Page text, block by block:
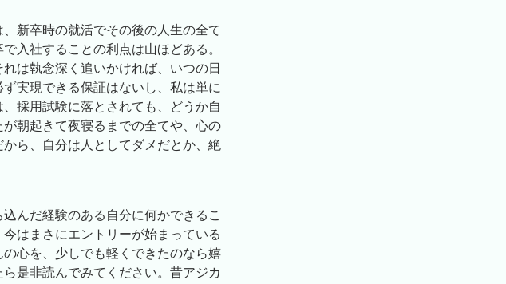
新卒時の就活でその後の人生の全て
入社することの利点は山ほどある。
は執念深く追いかければ、いつの日
実現できる保証はないし、私は単に
採用試験に落とされても、どうか自
朝起きて夜寝るまでの全てや、心の
ら、自分は人としてダメだとか、絶
んだ経験のある自分に何かできるこ
はまさにエントリーが始まっている
心を、少しでも軽くできたのなら嬉
是非読んでみてください。昔アジカ